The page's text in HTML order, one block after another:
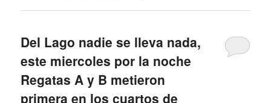
Del Lago nadie se lleva nada,
este miercoles por la noche
Regatas A y B metieron
primera en los cuartos de